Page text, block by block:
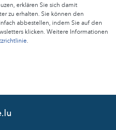
erklären Sie sich damit
zu erhalten. Sie können den
abbestellen, indem Sie auf den
klicken. Weitere Informationen
.